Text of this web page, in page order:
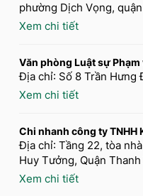
phường Dịch Vọng,
Xem chi tiết
Văn phòng Luật sự Phạm
Địa chỉ: Số 8 Trần Hưng
Xem chi tiết
Chi nhanh công ty TNHH
Địa chỉ: Tầng 22, tòa
Huy Tưởng, Quận
Xem chi tiết